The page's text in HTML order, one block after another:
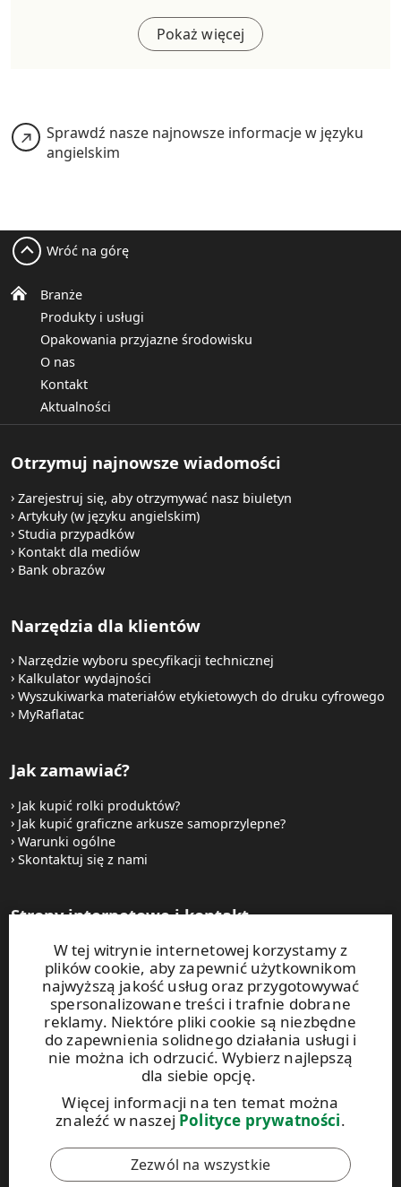
Pokaż więcej
Sprawdź nasze najnowsze informacje w języku
angielskim
W tej witrynie internetowej korzystamy z
plików cookie, aby zapewnić użytkownikom
najwyższą jakość usług oraz przygotowywać
spersonalizowane treści i trafnie dobrane
reklamy. Niektóre pliki cookie są niezbędne
do zapewnienia solidnego działania usługi i
nie można ich odrzucić. Wybierz najlepszą
dla siebie opcję.
Więcej informacji na ten temat można
znaleźć w naszej Polityce prywatności.
Zezwól na wszystkie
Branże
Produkty i usługi
Opakowania przyjazne środowisku
O nas
Kontakt
Aktualności
Wróć na górę
Otrzymuj najnowsze wiadomości
Zarejestruj się, aby otrzymywać nasz biuletyn
Artykuły (w języku angielskim)
Studia przypadków
Kontakt dla mediów
Bank obrazów
Narzędzia dla klientów
Narzędzie wyboru specyfikacji technicznej
Kalkulator wydajności
Wyszukiwarka materiałów etykietowych do druku cyfrowego
MyRaflatac
Jak zamawiać?
Jak kupić rolki produktów?
Jak kupić graficzne arkusze samoprzylepne?
Warunki ogólne
Skontaktuj się z nami
Strony internetowe i kontakt
UPM Raflatac Graphics Solutions
UPM Raflatac Office Products
UPM Raflatac Industrial Removables
Kontakt
Niniejsza witryna jest chroniona za pomocą rozwiązania
reCAPTCHA. Obowiązują
zasady ochrony prywatności
warunki korzystaniaz usług Google.
Kodeks postępowania UPM